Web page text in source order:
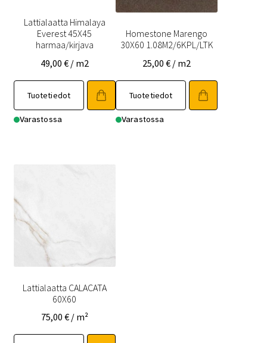
Lattialaatta Himalaya
Everest 45X45
harmaa/kirjava
49,00 € / m2
Tuotetiedot
Varastossa
Homestone Marengo
30X60 1.08M2/6KPL/LTK
25,00€ / m2
Tuotetiedot
Varastossa
Lattialaatta CALACATA
60X60
75,00 € / m²